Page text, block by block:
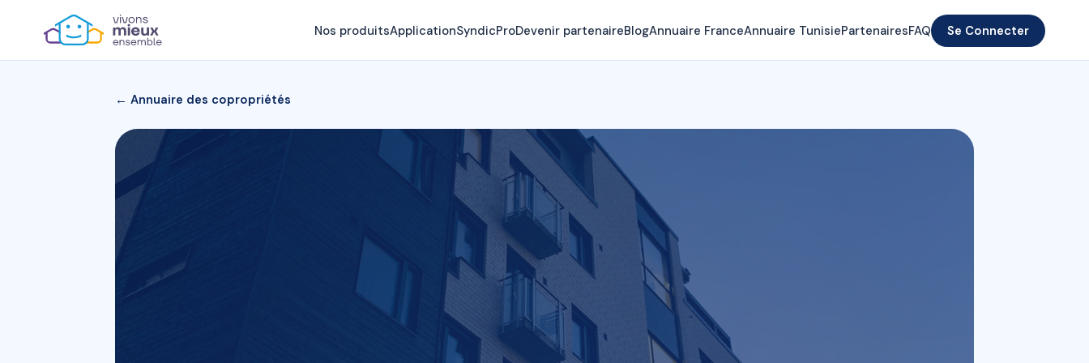
Nos produitsApplicationSyndicProDevenir partenaireBlogAnnuaire FranceAnnuaire TunisiePartenairesFAQ Se Connecter
← Annuaire des copropriétés